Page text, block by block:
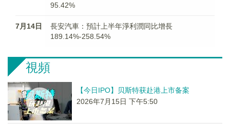
95.42%
7月14日
長安汽車：預計上半年淨利潤同比增長
189.14%-258.54%
視頻
【今日IPO】贝斯特获赴港上市备案
2026年7月15日 下午5:50